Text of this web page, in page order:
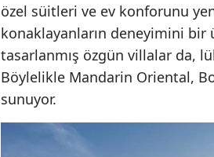
özel süitleri ve ev konforunu
konaklayanların deneyimini bir
tasarlanmış özgün villalar da,
Böylelikle Mandarin Oriental,
sunuyor.